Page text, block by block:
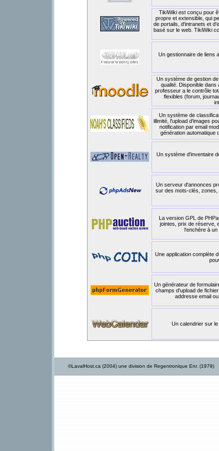
TikiWiki est conçu pour
propre et extensible, qui
de portails, d'intranets et
basé sur le web. TikiWiki
Un gestionnaire de liens
Un système de gestion
qualité. Disponible dans
professeur a le contrôle
flexibles (forum,
Un système de
illimité, l'upload d'images
notification par email
génération automatique
Un système d'inventaire
Un serveur d'annonces
sur des mots-clés, zones,
La version GPL de
jointes, prix de réserve,
l'enchère à
Une application complète
Un générateur de
champs d'upload de
addresse email
Un calendrier sur
©LavalHost.ca (2004) une division de Regentronique Enr. (1979)